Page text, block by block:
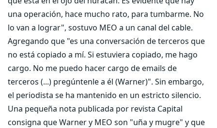
una operación, hace mucho rato, para tumbarme. No
lo van a lograr", sostuvo MEO a un canal del cable.
Agregando que "es una conversación de terceros que
no está copiado a mí. Si estuviera copiado, me hago
cargo. No me puedo hacer cargo de emails de
terceros (...) pregúntenle a él (Warner)". Sin embargo,
el periodista se ha mantenido en un estricto silencio.
Una pequeña nota publicada por revista Capital
consigna que Warner y MEO son "uña y mugre" y que